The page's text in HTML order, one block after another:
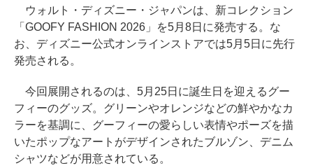
ウォルト・ディズニー・ジャパンは、新コレクション
「GOOFY FASHION 2026」を5月8日に発売する。な
お、ディズニー公式オンラインストアでは5月5日に先行
発売される。
今回展開されるのは、5月25日に誕生日を迎えるグー
フィーのグッズ。グリーンやオレンジなどの鮮やかなカ
ラーを基調に、グーフィーの愛らしい表情やポーズを描
いたポップなアートがデザインされたブルゾン、デニム
シャツなどが用意されている。